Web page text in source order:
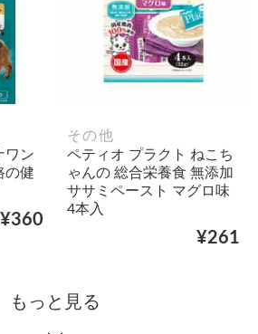
ワン
の健
¥360
その他
ペティオ プラクト ねこち
ゃんの 総合栄養食 無添加
ササミペースト マグロ味
4本入
¥261
もっと見る